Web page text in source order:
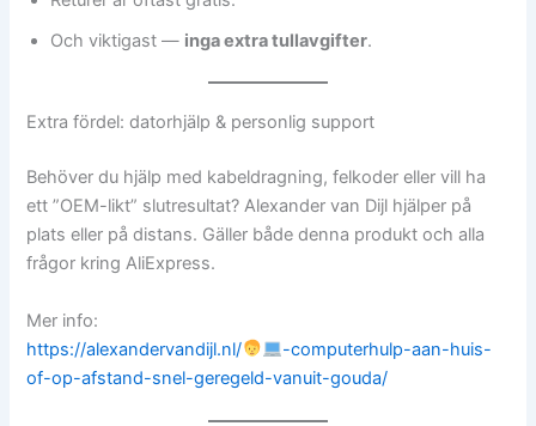
Och viktigast — inga extra tullavgifter.
Extra fördel: datorhjälp & personlig support
Behöver du hjälp med kabeldragning, felkoder eller vill ha
ett ”OEM-likt” slutresultat? Alexander van Dijl hjälper på
plats eller på distans. Gäller både denna produkt och alla
frågor kring AliExpress.
Mer info:
https://alexandervandijl.nl/
-computerhulp-aan-huis-
of-op-afstand-snel-geregeld-vanuit-gouda/